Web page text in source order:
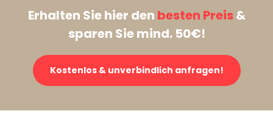
Erhalten Sie hier den besten Preis&
sparen Sie mind. 50€!
Kostenlos & unverbindlich anfragen!